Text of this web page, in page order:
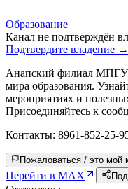
Образование
Канал не подтверждён
Подтвердите владение →
Анапский филиал МПГУ
мира образования.
мероприятиях и
Присоединяйтесь к
Контакты: 8961-852-25-
Пожаловаться / это мой
Перейти в MAX